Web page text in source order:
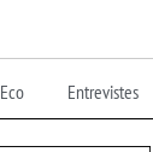
Eco Entrevistes